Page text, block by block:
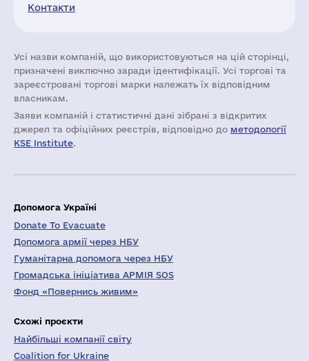
Контакти
Усі назви компаній, що використовуються на цій сторінці,
призначені виключно заради ідентифікації. Усі торгові та
зареєстровані торгові марки належать їх відповідним
власникам.
Заяви компаній i статистичні дані зібрані з відкритих
джерел та офіційних реєстрів, відповідно до методології
KSE Institute.
Допомога Україні
Donate To Evacuate
Допомога армії через НБУ
Гуманітарна допомога через НБУ
Громадська ініціатива АРМІЯ SOS
Фонд «Повернись живим»
Схожі проєкти
Найбільші компанії світу
Coalition for Ukraine